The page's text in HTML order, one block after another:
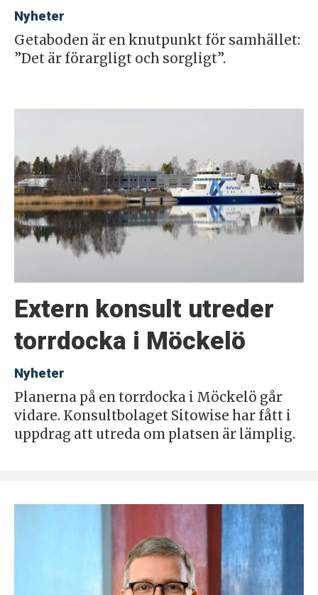
Nyheter
Getaboden är en knutpunkt för samhället:
”Det är förargligt och sorgligt”.
Extern konsult utreder
torrdocka i Möckelö
Nyheter
Planerna på en torrdocka i Möckelö går
vidare. Konsultbolaget Sitowise har fått i
uppdrag att utreda om platsen är lämplig.